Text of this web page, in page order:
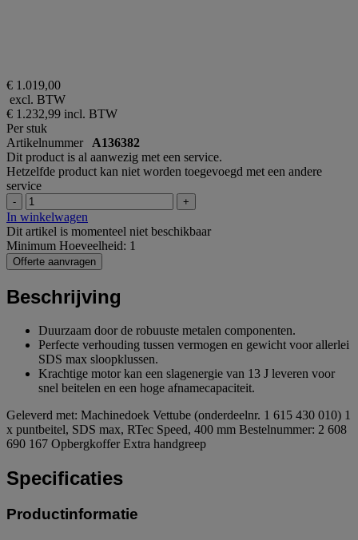
€ 1.019,00
excl. BTW
€ 1.232,99 incl. BTW
Per stuk
Artikelnummer A136382
Dit product is al aanwezig met een service.
Hetzelfde product kan niet worden toegevoegd met een andere
service
- +
In winkelwagen
Dit artikel is momenteel niet beschikbaar
Minimum Hoeveelheid: 1
Offerte aanvragen
Beschrijving
Duurzaam door de robuuste metalen componenten.
Perfecte verhouding tussen vermogen en gewicht voor allerlei
SDS max sloopklussen.
Krachtige motor kan een slagenergie van 13 J leveren voor
snel beitelen en een hoge afnamecapaciteit.
Geleverd met: Machinedoek Vettube (onderdeelnr. 1 615 430 010) 1
x puntbeitel, SDS max, RTec Speed, 400 mm Bestelnummer: 2 608
690 167 Opbergkoffer Extra handgreep
Specificaties
Productinformatie